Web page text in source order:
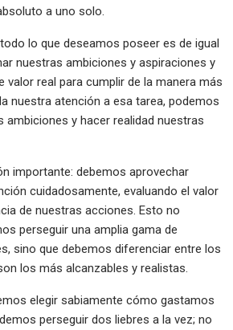
a uno solo.
lo que deseamos poseer es de igual
nuestras ambiciones y aspiraciones y
valor real para cumplir de la manera más
nuestra atención a esa tarea, podemos
ambiciones y hacer realidad nuestras
importante: debemos aprovechar
cuidadosamente, evaluando el valor
de nuestras acciones. Esto no
perseguir una amplia gama de
sino que debemos diferenciar entre los
los más alcanzables y realistas.
elegir sabiamente cómo gastamos
perseguir dos liebres a la vez; no